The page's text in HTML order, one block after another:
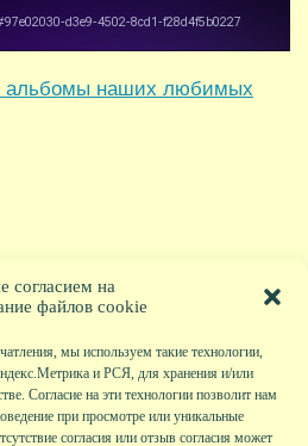
согласием на
файлов cookie
мы используем такие технологии,
и РСЯ, для хранения и/или
Согласие на эти технологии позволит нам
при просмотре или уникальные
согласия или отзыв согласия может
альбомы наших любимых